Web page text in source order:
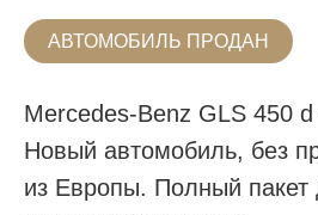
АВТОМОБИЛЬ ПРОДАН
Mercedes-Benz GLS 450
Новый автомобиль, без
из Европы. Полный пакет